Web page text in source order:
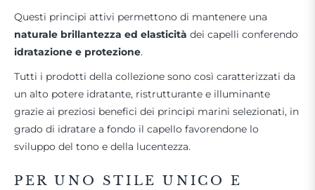
Questi principi attivi permettono di mantenere una
naturale brillantezza ed elasticità dei capelli conferendo
idratazione e protezione.
Tutti i prodotti della collezione sono così caratterizzati da
un alto potere idratante, ristrutturante e illuminante
grazie ai preziosi benefici dei principi marini selezionati, in
grado di idratare a fondo il capello favorendone lo
sviluppo del tono e della lucentezza.
PER UNO STILE UNICO E